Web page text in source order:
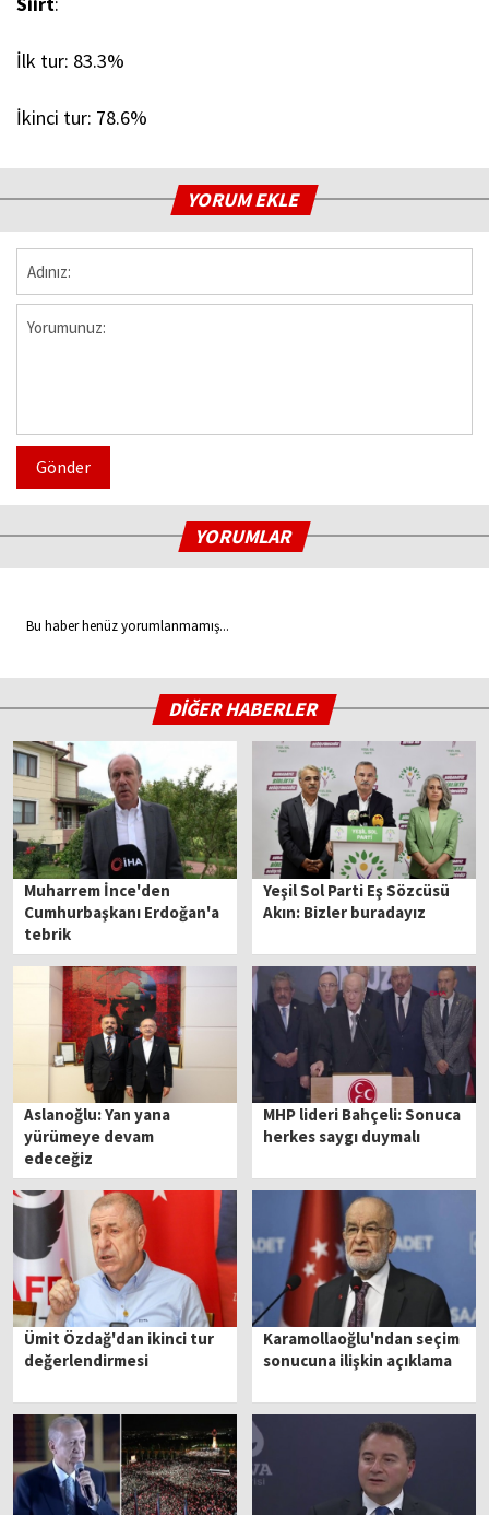
İlk tur: 83.3%
İkinci tur: 78.6%
YORUM EKLE
Gönder
YORUMLAR
Bu haber henüz yorumlanmamış...
DİĞER HABERLER
Muharrem İnce'den
Cumhurbaşkanı Erdoğan'a
tebrik
Yeşil Sol Parti Eş Sözcüsü
Akın: Bizler buradayız
Aslanoğlu: Yan yana
yürümeye devam
edeceğiz
MHP lideri Bahçeli: Sonuca
herkes saygı duymalı
Ümit Özdağ'dan ikinci tur
değerlendirmesi
Karamollaoğlu'ndan seçim
sonucuna ilişkin açıklama